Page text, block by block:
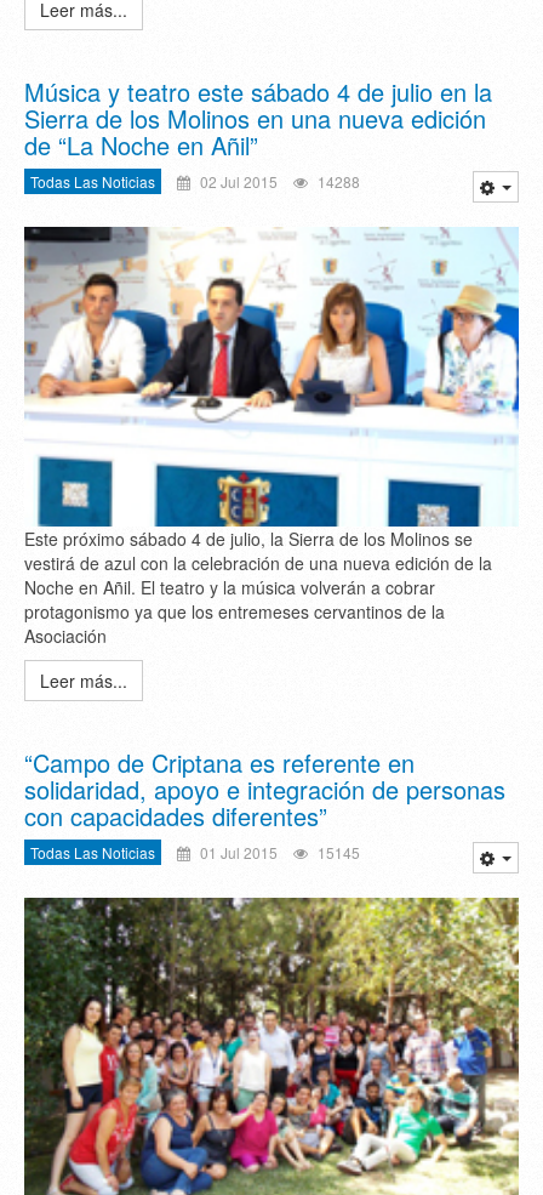
Leer más...
Música y teatro este sábado 4 de julio en la
Sierra de los Molinos en una nueva edición
de “La Noche en Añil”
Todas Las Noticias 02 Jul 2015 14288
Este próximo sábado 4 de julio, la Sierra de los Molinos se
vestirá de azul con la celebración de una nueva edición de la
Noche en Añil. El teatro y la música volverán a cobrar
protagonismo ya que los entremeses cervantinos de la
Asociación
Leer más...
“Campo de Criptana es referente en
solidaridad, apoyo e integración de personas
con capacidades diferentes”
Todas Las Noticias 01 Jul 2015 15145